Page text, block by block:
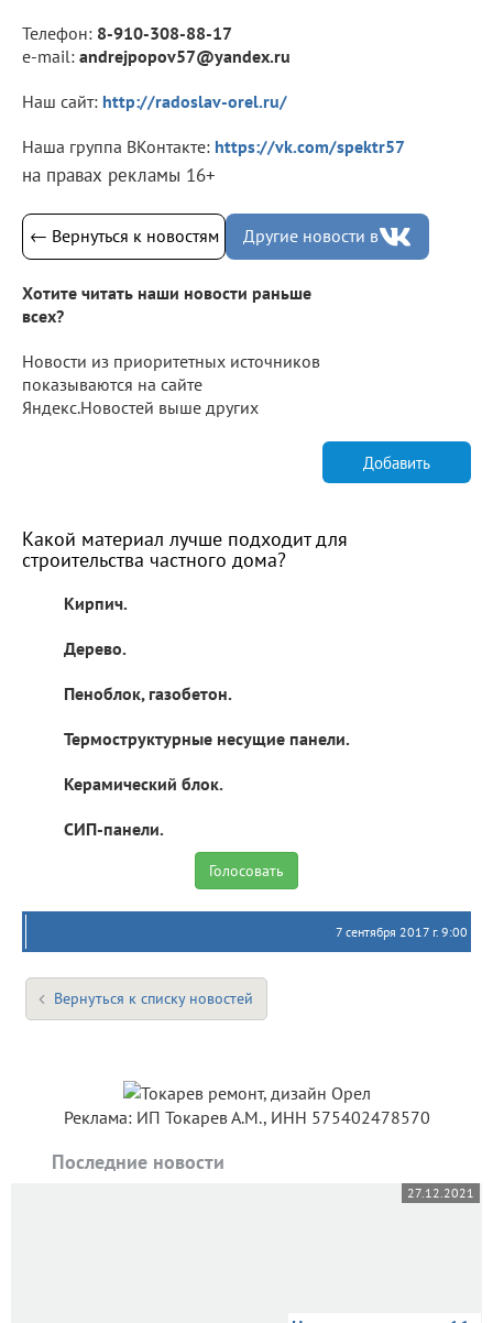
Телефон: 8-910-308-88-17
e-mail: andrejpopov57@yandеx.ru
Наш сайт: http://radoslav-orel.ru/
Наша группа ВКонтакте: https://vk.com/spektr57
на правах рекламы 16+
← Вернуться к новостям Другие новости в
Хотите читать наши новости раньше
всех?
Новости из приоритетных источников
показываются на сайте
Яндекс.Новостей выше других
Добавить
Какой материал лучше подходит для
строительства частного дома?
Кирпич.
Дерево.
Пеноблок, газобетон.
Термоструктурные несущие панели.
Керамический блок.
СИП-панели.
7 сентября 2017 г. 9:00
Вернуться к списку новостей
Реклама: ИП Токарев А.М., ИНН 575402478570
Последние новости
27.12.2021